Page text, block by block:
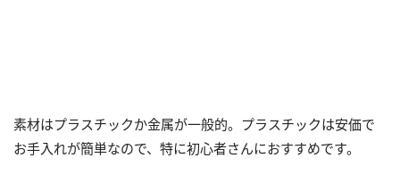
素材はプラスチックか金属が一般的。プラスチックは安価で
お手入れが簡単なので、特に初心者さんにおすすめです。